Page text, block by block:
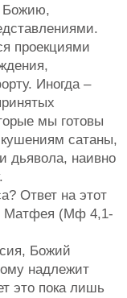
Божию,
проекциями
Иногда –
мы готовы
сатаны,
дьявола, наивно
Ответ на этот
Матфея (Мф 4,1-
Божий
надлежит
это пока лишь